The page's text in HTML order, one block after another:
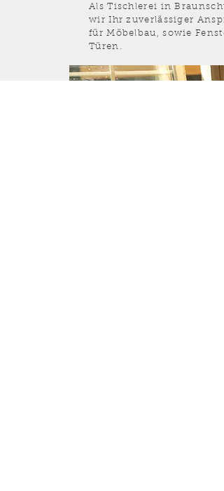
Als Tischlerei in
wir Ihr zuverlässiger
für Möbelbau, sowie
Türen.